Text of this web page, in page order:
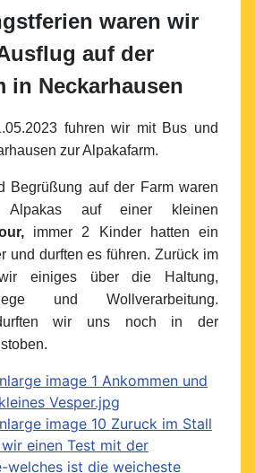
waren wir
auf der
in Neckarhausen
fuhren wir mit Bus und
zur Alpakafarm.
Begrüßung auf der Farm waren
auf einer kleinen
immer 2 Kinder hatten ein
und durften es führen. Zurück im
einiges über die Haltung,
und Wollverarbeitung.
wir uns noch in der